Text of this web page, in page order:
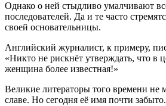
Однако о ней стыдливо умалчивают
последователей. Да и те часто
своей основательницы.
Английский журналист, к примеру,
«Никто не рискнёт утверждать, что в
женщина более известная!»
Великие литераторы того времени не
славе. Но сегодня её имя почти забыто.